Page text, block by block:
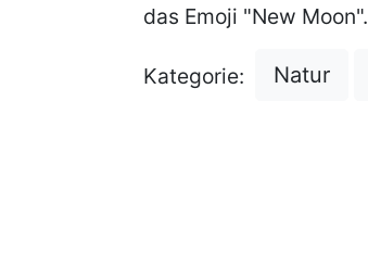
das Emoji "New Moon".
Kategorie: Natur